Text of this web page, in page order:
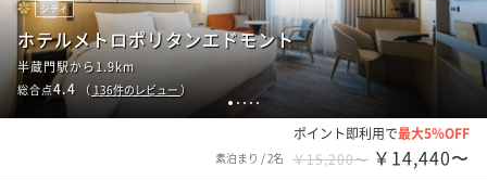
1 2 3 4 5
シティ
ホテルメトロポリタンエドモント
半蔵門駅から1.9km
総合点4.4 （ 136件のレビュー）
ポイント即利用で最大5％OFF
素泊まり /2名 ￥15,200〜 ￥14,440〜